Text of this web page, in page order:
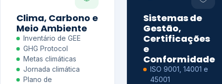
Clima, Carbono e
Meio Ambiente
Inventário de GEE
GHG Protocol
Metas climáticas
Jornada climática
Plano de
Sistemas de
Gestão,
Certificações
e
Conformidade
ISO 9001, 14001 e
45001